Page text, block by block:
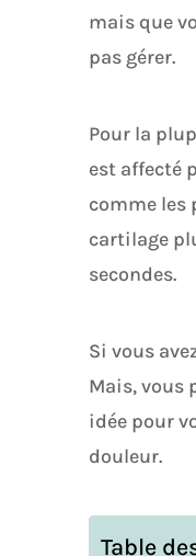
mais que
pas gérer.
Pour la
est affecté
comme les
cartilage
secondes.
Si vous
Mais, vous
idée pour
douleur.
Table